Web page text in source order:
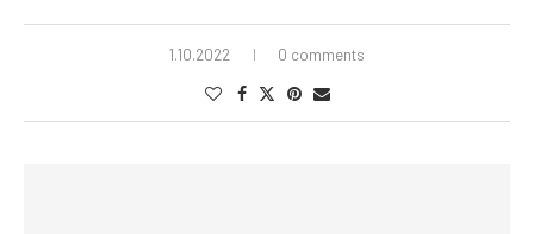
1.10.2022 0 comments